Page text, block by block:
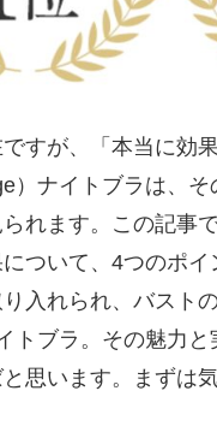
すが、「本当に効
）ナイトブラは、
れます。この記事
ついて、4つのポ
入れられ、バスト
ブラ。その魅力と
思います。まずは